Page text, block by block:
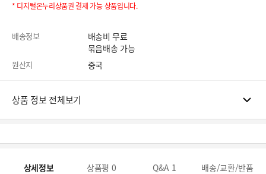
* 디지털온누리상품권 결제 가능 상품입니다.
배송정보
배송비 무료
묶음배송 가능
원산지 중국
상품 정보 전체보기
상세정보 상품평 0 Q&A 1 배송/교환/반품